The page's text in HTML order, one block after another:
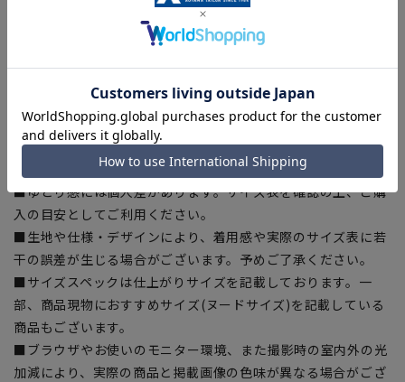
[LL]着丈:78cm バスト:115.2cm ウエスト:106cm 肩
幅:50.6cm 袖丈:61cm
【商品に関するご注意】
■商品画像はサンプルのため、色味やサイズ等の仕様に変更が
ある場合がございますので、予めご了承ください。
■ゆとり感には個人差があります。サイズ表を確認の上、ご購
入の目安としてご利用ください。
■生地や仕様・デザインにより、着用感や実際のサイズ表に若
干の誤差が生じる場合がございます。予めご了承ください。
■サイズスペックは仕上がりサイズを記載しております。一
部、商品現物におすすめサイズ(ヌードサイズ)を記載している
商品もございます。
■ブラウザやお使いのモニター環境、また撮影時の室内外の光
加減により、実際の商品と掲載画像の色味が異なる場合がござ